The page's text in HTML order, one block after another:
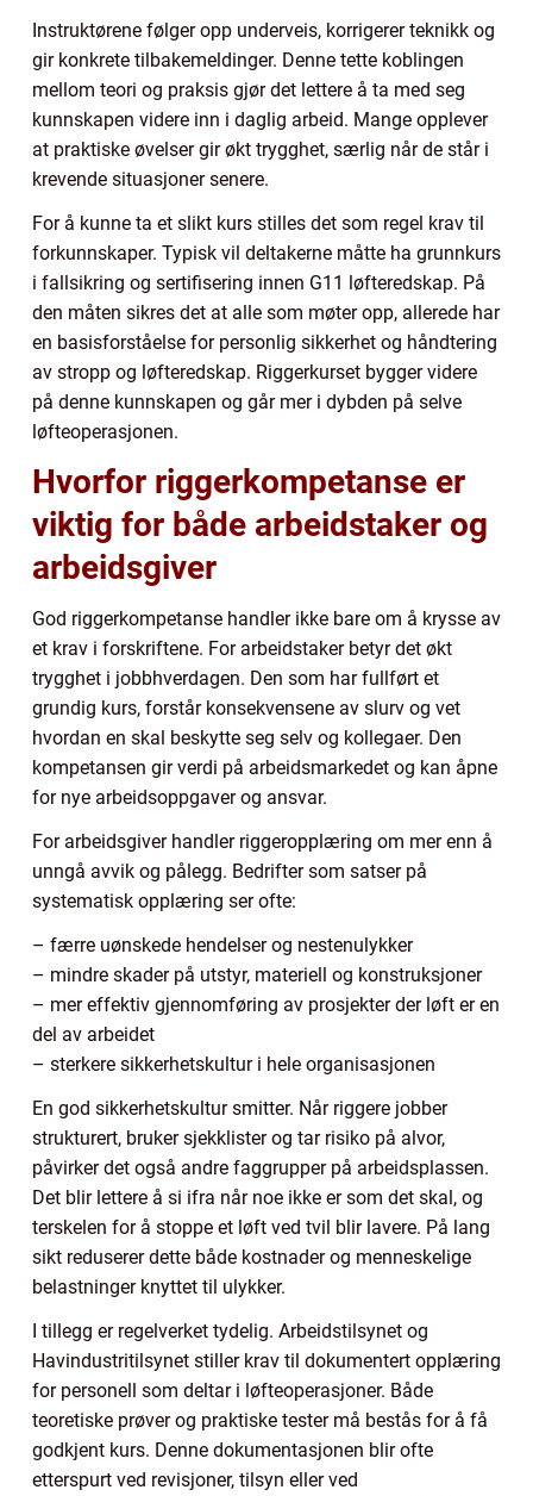
Instruktørene følger opp underveis, korrigerer teknikk og
gir konkrete tilbakemeldinger. Denne tette koblingen
mellom teori og praksis gjør det lettere å ta med seg
kunnskapen videre inn i daglig arbeid. Mange opplever
at praktiske øvelser gir økt trygghet, særlig når de står i
krevende situasjoner senere.
For å kunne ta et slikt kurs stilles det som regel krav til
forkunnskaper. Typisk vil deltakerne måtte ha grunnkurs
i fallsikring og sertifisering innen G11 løfteredskap. På
den måten sikres det at alle som møter opp, allerede har
en basisforståelse for personlig sikkerhet og håndtering
av stropp og løfteredskap. Riggerkurset bygger videre
på denne kunnskapen og går mer i dybden på selve
løfteoperasjonen.
Hvorfor riggerkompetanse er
viktig for både arbeidstaker og
arbeidsgiver
God riggerkompetanse handler ikke bare om å krysse av
et krav i forskriftene. For arbeidstaker betyr det økt
trygghet i jobbhverdagen. Den som har fullført et
grundig kurs, forstår konsekvensene av slurv og vet
hvordan en skal beskytte seg selv og kollegaer. Den
kompetansen gir verdi på arbeidsmarkedet og kan åpne
for nye arbeidsoppgaver og ansvar.
For arbeidsgiver handler riggeropplæring om mer enn å
unngå avvik og pålegg. Bedrifter som satser på
systematisk opplæring ser ofte:
– færre uønskede hendelser og nestenulykker
– mindre skader på utstyr, materiell og konstruksjoner
– mer effektiv gjennomføring av prosjekter der løft er en
del av arbeidet
– sterkere sikkerhetskultur i hele organisasjonen
En god sikkerhetskultur smitter. Når riggere jobber
strukturert, bruker sjekklister og tar risiko på alvor,
påvirker det også andre faggrupper på arbeidsplassen.
Det blir lettere å si ifra når noe ikke er som det skal, og
terskelen for å stoppe et løft ved tvil blir lavere. På lang
sikt reduserer dette både kostnader og menneskelige
belastninger knyttet til ulykker.
I tillegg er regelverket tydelig. Arbeidstilsynet og
Havindustritilsynet stiller krav til dokumentert opplæring
for personell som deltar i løfteoperasjoner. Både
teoretiske prøver og praktiske tester må bestås for å få
godkjent kurs. Denne dokumentasjonen blir ofte
etterspurt ved revisjoner, tilsyn eller ved